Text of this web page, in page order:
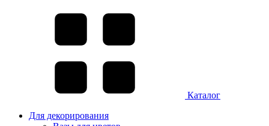
Каталог
Для декорирования